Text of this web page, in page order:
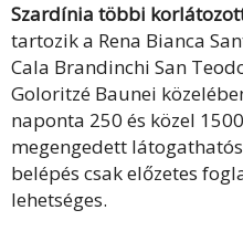
Szardínia többi
tartozik a Rena Bianca
Cala Brandinchi San
Goloritzé Baunei
naponta 250 és közel
megengedett
belépés csak előzetes
lehetséges.